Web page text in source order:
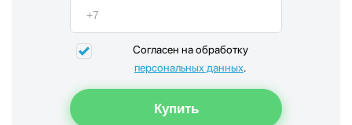
Согласен на обработку
персональных данных.